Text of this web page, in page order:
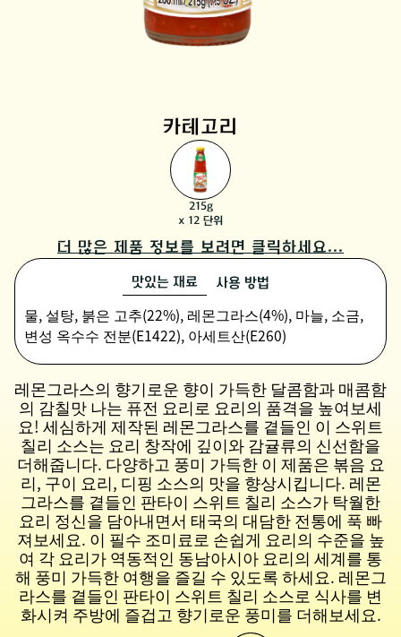
레몬그라스의 향기로운 향이 가득한 달콤함과 매콤함
의 감칠맛 나는 퓨전 요리로 요리의 품격을 높여보세
요! 세심하게 제작된 레몬그라스를 곁들인 이 스위트
칠리 소스는 요리 창작에 깊이와 감귤류의 신선함을
더해줍니다. 다양하고 풍미 가득한 이 제품은 볶음 요
리, 구이 요리, 디핑 소스의 맛을 향상시킵니다. 레몬
그라스를 곁들인 판타이 스위트 칠리 소스가 탁월한
요리 정신을 담아내면서 태국의 대담한 전통에 푹 빠
져보세요. 이 필수 조미료로 손쉽게 요리의 수준을 높
여 각 요리가 역동적인 동남아시아 요리의 세계를 통
해 풍미 가득한 여행을 즐길 수 있도록 하세요. 레몬그
라스를 곁들인 판타이 스위트 칠리 소스로 식사를 변
화시켜 주방에 즐겁고 향기로운 풍미를 더해보세요.
카테고리
215g
x 12 단위
더 많은 제품 정보를 보려면 클릭하세요...
맛있는 재료 사용 방법
물, 설탕, 붉은 고추(22%), 레몬그라스(4%), 마늘, 소금,
변성 옥수수 전분(E1422), 아세트산(E260)